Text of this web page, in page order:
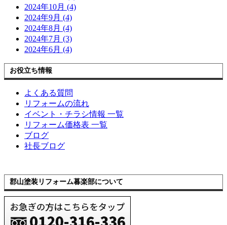
2024年10月 (4)
2024年9月 (4)
2024年8月 (4)
2024年7月 (3)
2024年6月 (4)
お役立ち情報
よくある質問
リフォームの流れ
イベント・チラシ情報 一覧
リフォーム価格表 一覧
ブログ
社長ブログ
郡山塗装リフォーム暮楽部について